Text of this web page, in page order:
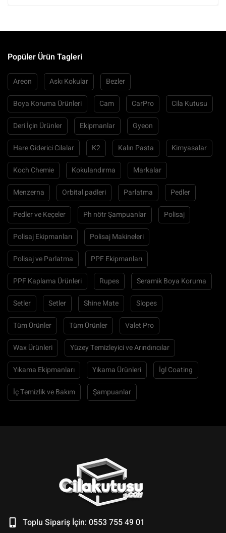
Popüler Ürün Tagleri
Areon Askı Kokular Bezler
Boya Koruma Ürünleri Cam CarPro Cila Kutusu
Deri İçin Ürünler Ekipmanlar Gyeon
Hare Giderici Cilalar K2 Kalın Pasta Kimyasalar
Koch Chemie Kokulandırma Markalar
Menzerna Orbital padleri Parlatma Pedler
Pedler ve Keçeler Ph nötr Şampuanlar Polisaj
Polisaj Ekipmanları Polisaj Makineleri
Polisaj ve Parlatma PPF Ekipmanları
PPF Kaplama Ürünleri Rupes Seramik Boya Koruma
Setler Setler Shine Mate Slopes
Tüm Ürünler Tüm Ürünler Valet Pro
Wax Ürünleri Yüzey Temizleyici ve Arındırıcılar
Yıkama Ekipmanları Yıkama Ürünleri İgl Coating
İç Temizlik ve Bakım Şampuanlar
Toplu Sipariş İçin: 0553 755 49 01